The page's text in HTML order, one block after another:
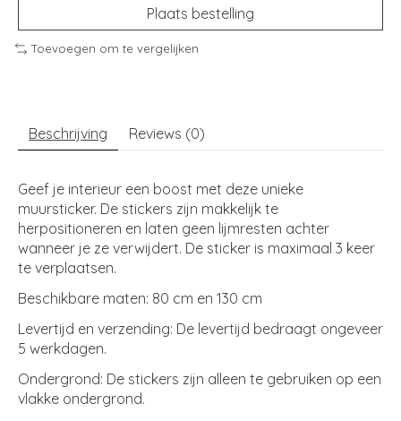
Plaats bestelling
Toevoegen om te vergelijken
Beschrijving Reviews (0)
Geef je interieur een boost met deze unieke
muursticker. De stickers zijn makkelijk te
herpositioneren en laten geen lijmresten achter
wanneer je ze verwijdert. De sticker is maximaal 3 keer
te verplaatsen.
Beschikbare maten: 80 cm en 130 cm
Levertijd en verzending: De levertijd bedraagt ongeveer
5 werkdagen.
Ondergrond: De stickers zijn alleen te gebruiken op een
vlakke ondergrond.